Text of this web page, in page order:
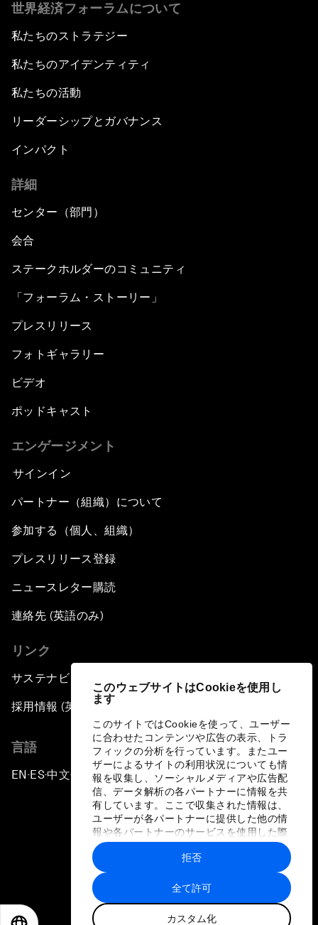
このウェブサイトはCookieを使用し
ます
このサイトではCookieを使って、ユーザー
に合わせたコンテンツや広告の表示、トラ
フィックの分析を行っています。またユー
ザーによるサイトの利用状況についても情
報を収集し、ソーシャルメディアや広告配
信、データ解析の各パートナーに情報を共
有しています。ここで収集された情報は、
ユーザーが各パートナーに提供した他の情
報や各パートナーのサービスを使用した際
に収集された情報と組み合わされ、各パー
トナーによって使用されることがありま
す。
全て許可
カスタム化
拒否
世界経済フォーラムについて
私たちのストラテジー
私たちのアイデンティティ
私たちの活動
リーダーシップとガバナンス
インパクト
詳細
センター（部門）
会合
ステークホルダーのコミュニティ
「フォーラム・ストーリー」
プレスリリース
フォトギャラリー
ビデオ
ポッドキャスト
エンゲージメント
サインイン
パートナー（組織）について
参加する（個人、組織）
プレスリリース登録
ニュースレター購読
連絡先 (英語のみ)
リンク
サステナビリティへの取り組み
採用情報 (英語のみ)
言語
EN ▪ES▪中文▪ 日本語
プライバシーポリシーと利用規約
サイトマップ